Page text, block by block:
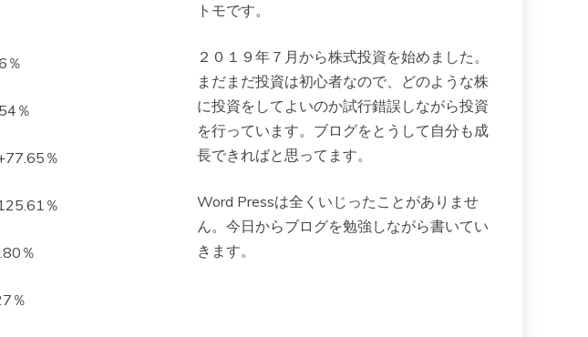
％
％
％
％
％
％
トモです。
２０１９年７月から株式投資を始めました。
まだまだ投資は初心者なので、どのような株
に投資をしてよいのか試行錯誤しながら投資
を行っています。ブログをとうして自分も成
長できればと思ってます。
Word Pressは全くいじったことがありませ
ん。今日からブログを勉強しながら書いてい
きます。